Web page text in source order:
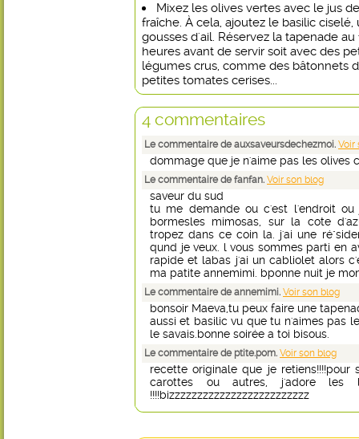
Mixez les olives vertes avec le jus
fraîche. À cela, ajoutez le basilic
gousses d'ail. Réservez la tapenade
heures avant de servir soit avec des
légumes crus, comme des bâtonnets
petites tomates cerises...
4 commentaires
Le commentaire de auxsaveursdechezmoi. Voir
dommage que je n'aime pas les olives
Le commentaire de fanfan. Voir son blog
saveur du sud
tu me demande ou c'est l'endroit
bormesles mimosas, sur la cote
tropez dans ce coin la. j'ai une
qund je veux. l vous sommes parti en
rapide et labas j'ai un cabliolet alors
ma patite annemimi. bponne nuit je
Le commentaire de annemimi. Voir son blog
bonsoir Maeva,tu peux faire une
aussi et basilic vu que tu n'aimes pas
le savais.bonne soirée a toi bisous.
Le commentaire de ptite.pom. Voir son blog
recette originale que je
carottes ou autres, j'adore les
!!!!bizzzzzzzzzzzzzzzzzzzzzzzzz